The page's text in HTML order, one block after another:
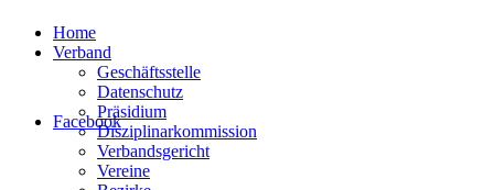
Facebook
Home
Verband
Geschäftsstelle
Datenschutz
Präsidium
Disziplinarkommission
Verbandsgericht
Vereine